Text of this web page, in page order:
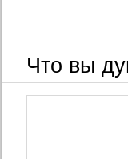
Что вы